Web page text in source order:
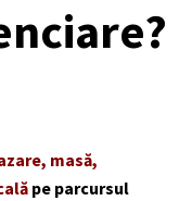
?
masă,
pe parcursul